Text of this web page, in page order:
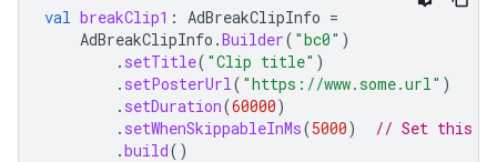
val breakClip1 : AdBreakClipInfo =
AdBreakClipInfo .Builder( "bc0" )
. setTitle( "Clip title" )
. setPosterUrl( "https://www.some.url" )
. setDuration(60000)
. setWhenSkippableInMs(5000)
// Set this
.build()